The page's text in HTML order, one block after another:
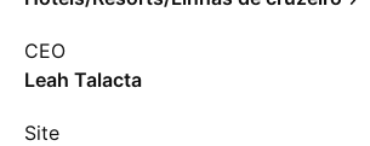
CEO
Leah Talacta
Site